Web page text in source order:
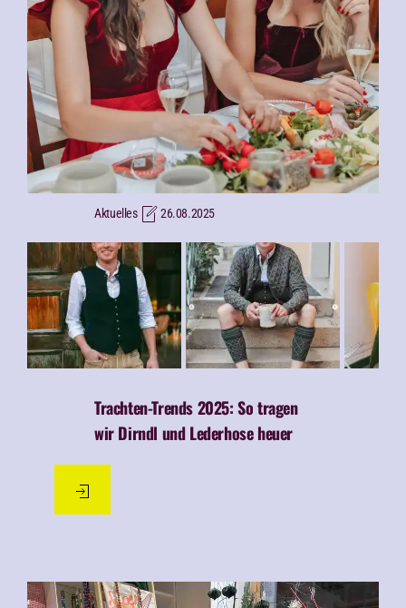
Aktuelles 26.08.2025
Trachten-Trends 2025: So tragen
wir Dirndl und Lederhose heuer